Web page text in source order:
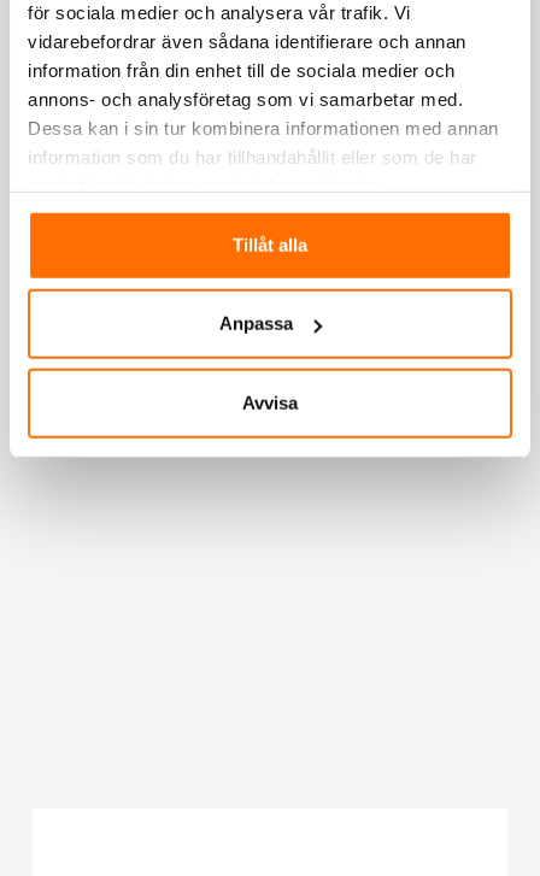
för sociala medier och analysera vår trafik. Vi
vidarebefordrar även sådana identifierare och annan
information från din enhet till de sociala medier och
annons- och analysföretag som vi samarbetar med.
Dessa kan i sin tur kombinera informationen med annan
information som du har tillhandahållit eller som de har
Tillåt alla
Anpassa
Avvisa